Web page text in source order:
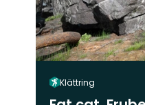
Klättring